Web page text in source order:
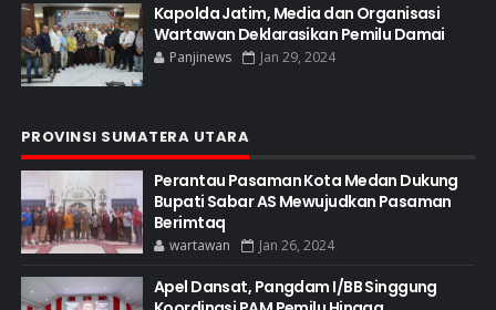
Kapolda Jatim, Media dan Organisasi
Wartawan Deklarasikan Pemilu Damai
Panjinews Jan 29, 2024
PROVINSI SUMATERA UTARA
Perantau Pasaman Kota Medan Dukung
Bupati Sabar AS Mewujudkan Pasaman
Berimtaq
wartawan Jan 26, 2024
Apel Dansat, Pangdam I/BB Singgung